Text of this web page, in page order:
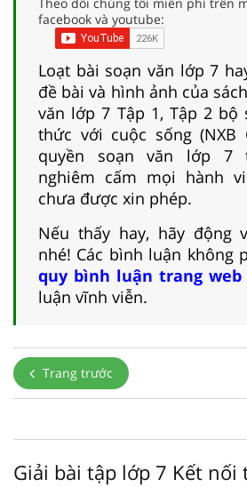
facebook và youtube:
Loạt bài soạn văn lớp 7
đề bài và hình ảnh của
văn lớp 7 Tập 1, Tập 2 bộ
thức với cuộc sống (NXB
quyền soạn văn lớp 7
nghiêm cấm mọi hành
chưa được xin phép.
Nếu thấy hay, hãy động
nhé! Các bình luận không
quy bình luận trang web
luận vĩnh viễn.
Trang trước
Giải bài tập lớp 7 Kết